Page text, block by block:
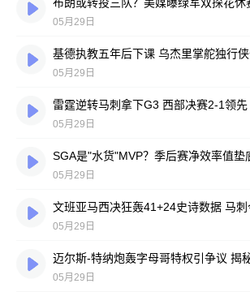
05月29日
05月29日
雷霆逆转马刺拿下G3 西部决赛2-1领先
05月29日
05月29日
05月29日
05月29日